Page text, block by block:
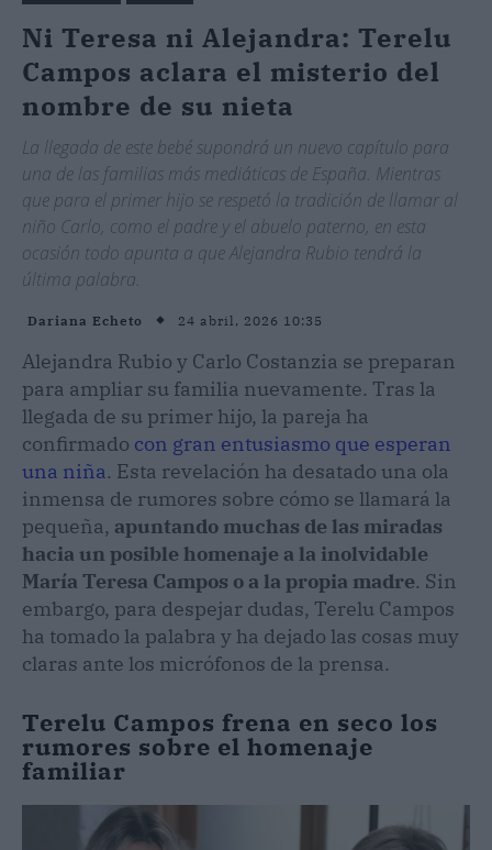
Ni Teresa ni Alejandra: Terelu
Campos aclara el misterio del
nombre de su nieta
La llegada de este bebé supondrá un nuevo capítulo para
una de las familias más mediáticas de España. Mientras
que para el primer hijo se respetó la tradición de llamar al
niño Carlo, como el padre y el abuelo paterno, en esta
ocasión todo apunta a que Alejandra Rubio tendrá la
última palabra.
Dariana Echeto 24 abril, 2026 10:35
Alejandra Rubio y Carlo Costanzia se preparan
para ampliar su familia nuevamente. Tras la
llegada de su primer hijo, la pareja ha
confirmado con gran entusiasmo que esperan
una niña. Esta revelación ha desatado una ola
inmensa de rumores sobre cómo se llamará la
pequeña, apuntando muchas de las miradas
hacia un posible homenaje a la inolvidable
María Teresa Campos o a la propia madre. Sin
embargo, para despejar dudas, Terelu Campos
ha tomado la palabra y ha dejado las cosas muy
claras ante los micrófonos de la prensa.
Terelu Campos frena en seco los
rumores sobre el homenaje
familiar